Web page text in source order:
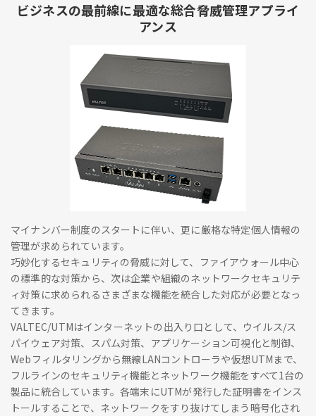
ビジネスの最前線に最適な総合脅威管理アプライ
アンス
マイナンバー制度のスタートに伴い、更に厳格な特定個人情報の
管理が求められています。
巧妙化するセキュリティの脅威に対して、ファイアウォール中心
の標準的な対策から、次は企業や組織のネットワークセキュリテ
ィ対策に求められるさまざまな機能を統合した対応が必要となっ
てきます。
VALTEC/UTMはインターネットの出入り口として、ウイルス/ス
パイウェア対策、スパム対策、アプリケーション可視化と制御、
Webフィルタリングから無線LANコントローラや仮想UTMまで、
フルラインのセキュリティ機能とネットワーク機能をすべて1台の
製品に統合しています。各端末にUTMが発行した証明書をインス
トールすることで、ネットワークをすり抜けてしまう暗号化され